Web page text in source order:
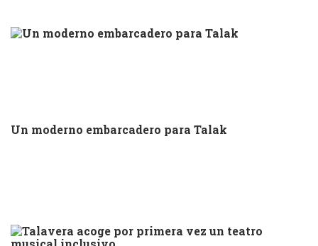
Un moderno embarcadero para Talak